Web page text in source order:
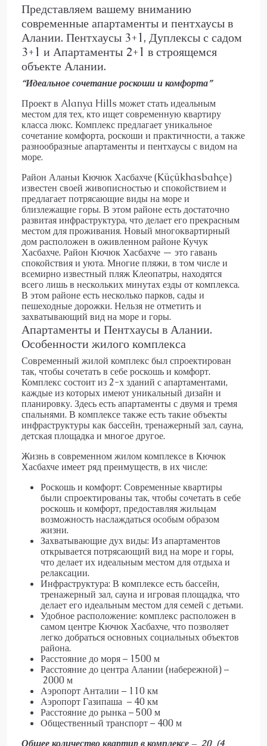
Представляем вашему вниманию
современные апартаменты и пентхаусы в
Алании. Пентхаусы 3+1, Дуплексы с садом
3+1 и Апартаменты 2+1 в строящемся
объекте Алании.
“Идеальное сочетание роскоши и комфорта”
Проект в Alanya Hills может стать идеальным
местом для тех, кто ищет современную квартиру
класса люкс. Комплекс предлагает уникальное
сочетание комфорта, роскоши и практичности, а также
разнообразные апартаменты и пентхаусы с видом на
море.
Район Аланьи Кючюк Хасбахче (Küçükhasbahçe)
известен своей живописностью и спокойствием и
предлагает потрясающие виды на море и
близлежащие горы. В этом районе есть достаточно
развитая инфраструктура, что делает его прекрасным
местом для проживания. Новый многоквартирный
дом расположен в оживленном районе Кучук
Хасбахче. Район Кючюк Хасбахче — это гавань
спокойствия и уюта. Многие пляжи, в том числе и
всемирно известный пляж Клеопатры, находятся
всего лишь в нескольких минутах езды от комплекса.
В этом районе есть несколько парков, сады и
пешеходные дорожки. Нельзя не отметить и
захватывающий вид на море и горы.
Апартаменты и Пентхаусы в Алании.
Особенности жилого комплекса
Современный жилой комплекс был спроектирован
так, чтобы сочетать в себе роскошь и комфорт.
Комплекс состоит из 2-х зданий с апартаментами,
каждые из которых имеют уникальный дизайн и
планировку. Здесь есть апартаменты с двумя и тремя
спальнями. В комплексе также есть такие объекты
инфраструктуры как бассейн, тренажерный зал, сауна,
детская площадка и многое другое.
Жизнь в современном жилом комплексе в Кючюк
Хасбахче имеет ряд преимуществ, в их числе:
Роскошь и комфорт: Современные квартиры
были спроектированы так, чтобы сочетать в себе
роскошь и комфорт, предоставляя жильцам
возможность наслаждаться особым образом
жизни.
Захватывающие дух виды: Из апартаментов
открывается потрясающий вид на море и горы,
что делает их идеальным местом для отдыха и
релаксации.
Инфраструктура: В комплексе есть бассейн,
тренажерный зал, сауна и игровая площадка, что
делает его идеальным местом для семей с детьми.
Удобное расположение: комплекс расположен в
самом центре Кючюк Хасбахче, что позволяет
легко добраться основных социальных объектов
района.
Расстояние до моря – 1500 м
Расстояние до центра Алании (набережной) –
2000 м
Аэропорт Анталии – 110 км
Аэропорт Газипаша – 40 км
Расстояние до рынка – 500 м
Общественный транспорт – 400 м
Общее количество квартир в комплексе – 20 (4